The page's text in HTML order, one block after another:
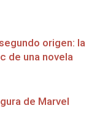
origen: la
de una novela
de Marvel